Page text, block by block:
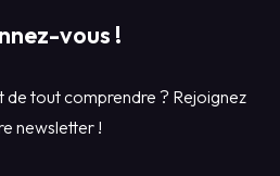
vous !
de tout comprendre ? Rejoignez
newsletter !